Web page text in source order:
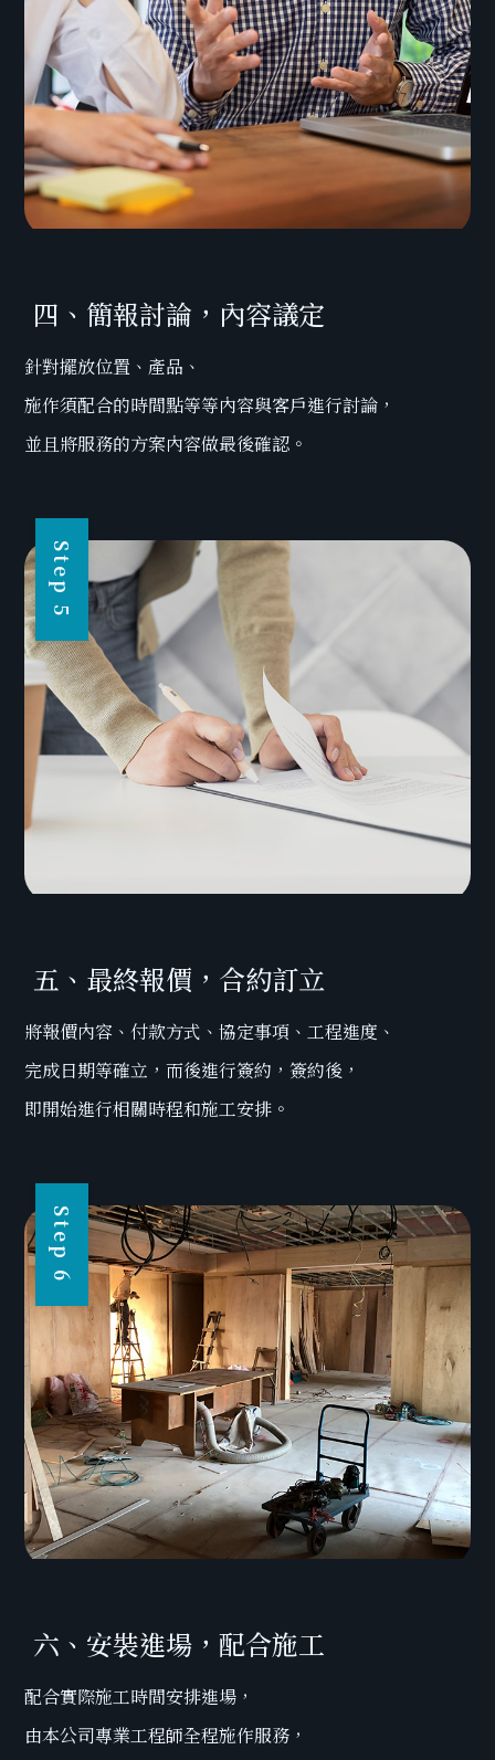
四、簡報討論，內容議定
針對擺放位置、產品、
施作須配合的時間點等等內容與客戶進行討論，
並且將服務的方案內容做最後確認。
Step 5
五、最終報價，合約訂立
將報價內容、付款方式、協定事項、工程進度、
完成日期等確立，而後進行簽約，簽約後，
即開始進行相關時程和施工安排。
Step 6
六、安裝進場，配合施工
配合實際施工時間安排進場，
由本公司專業工程師全程施作服務，